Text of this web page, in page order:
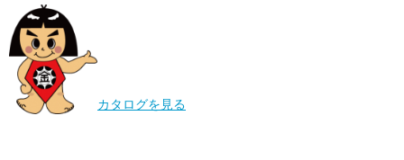
カタログを見る